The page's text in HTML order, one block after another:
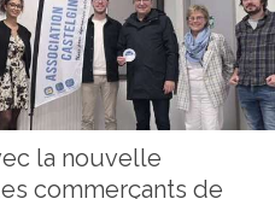
la nouvelle
commerçants de